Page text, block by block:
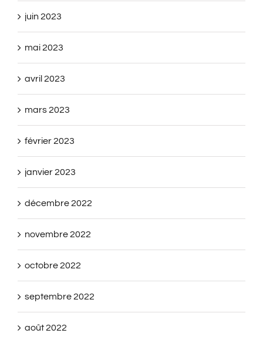
juin 2023
mai 2023
avril 2023
mars 2023
février 2023
janvier 2023
décembre 2022
novembre 2022
octobre 2022
septembre 2022
août 2022